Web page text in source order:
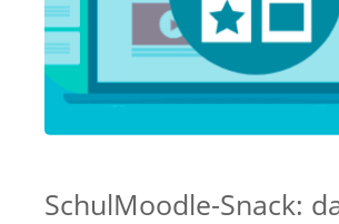
SchulMoodle-Snack: